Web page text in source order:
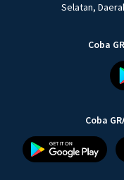
Selatan,
Coba
Coba